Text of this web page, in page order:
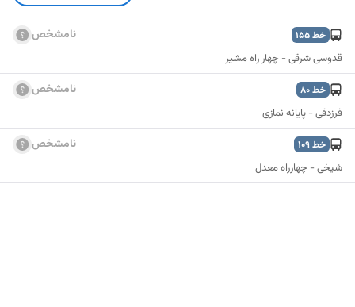
خط155 نامشخص
قدوسی شرقی - چهار راه مشیر
خط80 نامشخص
فرزدقی - پایانه نمازی
خط109 نامشخص
شیخی - چهارراه معدل